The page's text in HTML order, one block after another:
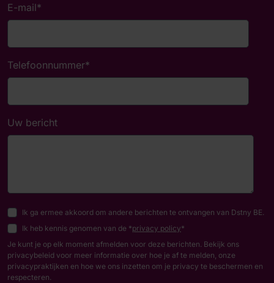
E-mail*
Telefoonnummer*
Uw bericht
Ik ga ermee akkoord om andere berichten te ontvangen van Dstny BE.
Ik heb kennis genomen van de *privacy policy*
Je kunt je op elk moment afmelden voor deze berichten. Bekijk ons
privacybeleid voor meer informatie over hoe je af te melden, onze
privacypraktijken en hoe we ons inzetten om je privacy te beschermen en
respecteren.